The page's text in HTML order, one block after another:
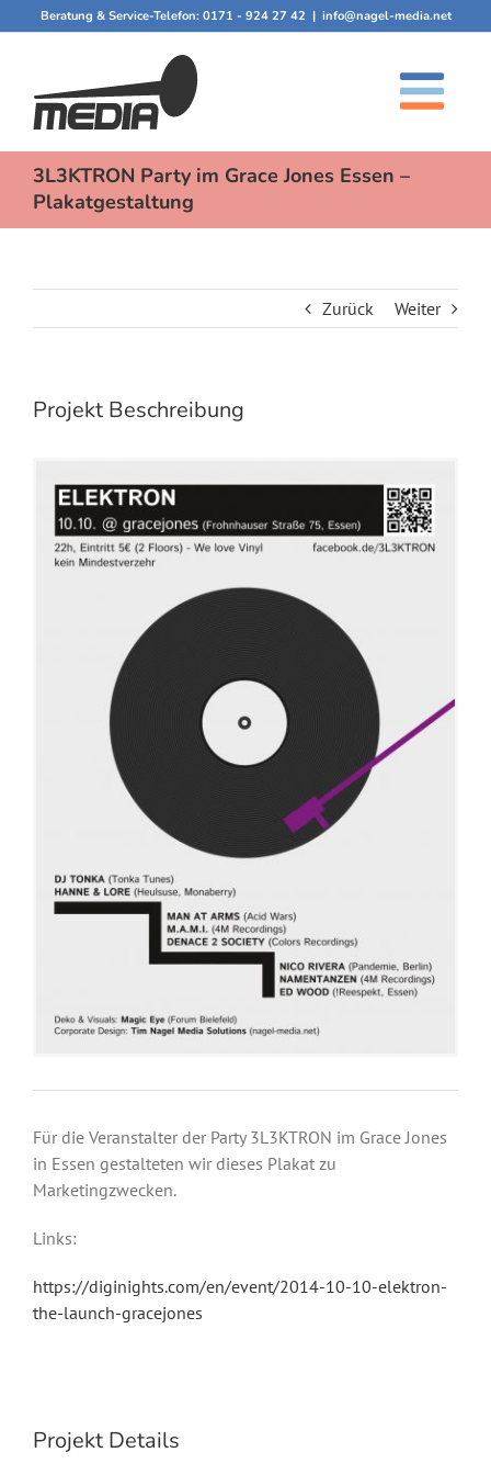
Inhalt
Beratung & Service-Telefon: 0171 - 924 27 42 | info@nagel-media.net
3L3KTRON Party im Grace Jones Essen –
Plakatgestaltung
Zurück Weiter
Projekt Beschreibung
Für die Veranstalter der Party 3L3KTRON im Grace Jones
in Essen gestalteten wir dieses Plakat zu
Marketingzwecken.
Links:
https://diginights.com/en/event/2014-10-10-elektron-
the-launch-gracejones
Projekt Details